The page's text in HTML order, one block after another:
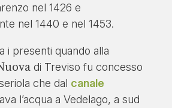
nel 1426 e
nel 1440 e nel 1453.
i presenti quando alla
di Treviso fu concesso
che dal canale
l’acqua a Vedelago, a sud